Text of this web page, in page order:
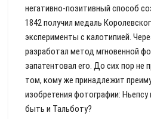
негативно-позитивный способ
1842 получил медаль
эксперименты с калотипией.
разработал метод мгновенной
запатентовал его. До сих пор не
том, кому же принадлежит
изобретения фотографии:
быть и Тальботу?